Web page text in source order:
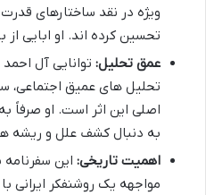
ویژه در نقد ساختارهای
تحسین کرده اند. او ابایی
عمق تحلیل: توانایی آل
تحلیل های عمیق اجتماعی،
اصلی این اثر است. او صرفاً
به دنبال کشف علل و ریشه
اهمیت تاریخی: این